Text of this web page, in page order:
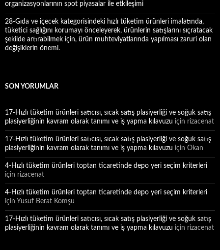
organizasyonlarının spot piyasalar ile etkileşimi
28-Gıda ve içecek kategorisindeki hızlı tüketim ürünleri imalatında,
tüketici sağlığını korumayı önceleyerek, ürünlerin satışlarını sıçratacak
şekilde artırabilmek için, ürün muhteviyatlarında yapılması zaruri olan
değişiklerin önemi.
SON YORUMLAR
17-Hızlı tüketim ürünleri satıcısı, sıcak satış plasiyerliği ve soğuk satış
plasiyerliğinin kavram olarak tanımı ve iş yapma kılavuzu için rizacenat
17-Hızlı tüketim ürünleri satıcısı, sıcak satış plasiyerliği ve soğuk satış
plasiyerliğinin kavram olarak tanımı ve iş yapma kılavuzu için Okan
4-Hızlı tüketim ürünleri toptan ticaretinde depo yeri seçim kriterleri
için rizacenat
4-Hızlı tüketim ürünleri toptan ticaretinde depo yeri seçim kriterleri
için Yusuf Berat Komşu
17-Hızlı tüketim ürünleri satıcısı, sıcak satış plasiyerliği ve soğuk satış
plasiyerliğinin kavram olarak tanımı ve iş yapma kılavuzu için rizacenat